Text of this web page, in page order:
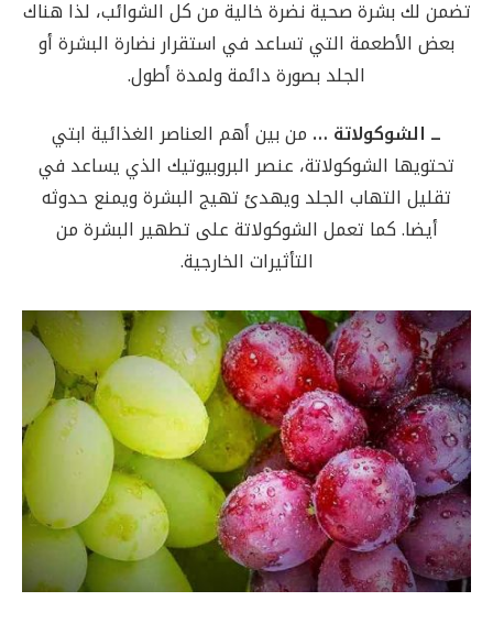
تضمن لك بشرة صحية نضرة خالية من كل الشوائب، لذا هناك
بعض الأطعمة التي تساعد في استقرار نضارة البشرة أو
الجلد بصورة دائمة ولمدة أطول.
ــ الشوكولاتة … من بين أهم العناصر الغذائية ابتي
تحتويها الشوكولاتة، عنصر البروبيوتيك الذي يساعد في
تقليل التهاب الجلد ويهدئ تهيج البشرة ويمنع حدوثه
أيضا. كما تعمل الشوكولاتة على تطهير البشرة من
التأثيرات الخارجية.